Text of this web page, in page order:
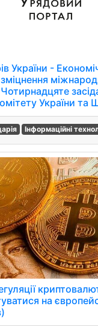
України -
України та
Інформаційні
на